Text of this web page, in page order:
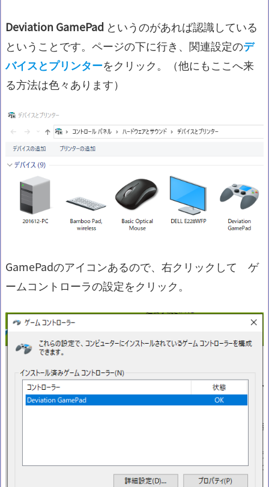
Deviation GamePad というのがあれば認識している
ということです。ページの下に行き、関連設定のデ
バイスとプリンターをクリック。（他にもここへ来
る方法は色々あります）
GamePadのアイコンあるので、右クリックして ゲ
ームコントローラの設定をクリック。